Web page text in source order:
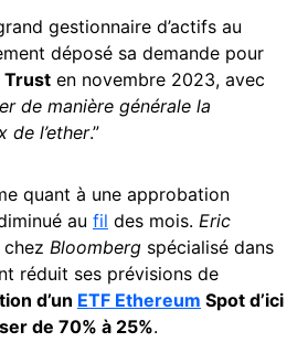
gestionnaire d’actifs au
déposé sa demande pour
Trust en novembre 2023, avec
de manière générale la
de l’ether.”
quant à une approbation
au fil des mois. Eric
Bloomberg spécialisé dans
réduit ses prévisions de
d’un ETF Ethereum Spot d’ici
de 70% à 25%.